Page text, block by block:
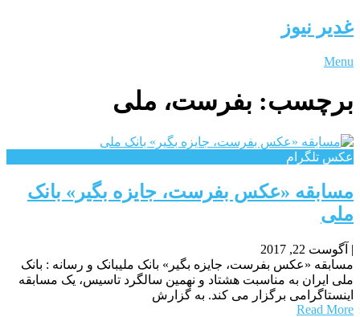
غدیر نیوز
Menu
برچسب: بفرست، ملی
عکس تلگرام
مسابقه «عکس بفرست، جایزه بگیر» بانک
ملی
| آگوست 22, 2017
مسابقه «عکس بفرست، جایزه بگیر» بانک ملیبانک و رسانه : بانک
ملی ایران به مناسبت هشتاد و نهمین سالگرد تاسیس، یک مسابقه
اینستاگرامی برگزار می کند. به گزارش
Read More